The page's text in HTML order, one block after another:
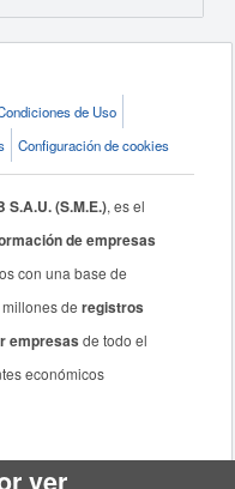
de Uso
Configuración de cookies
S.A.U. (S.M.E.), es el
de empresas
con una base de
millones deregistros
empresas de todo el
económicos
ver